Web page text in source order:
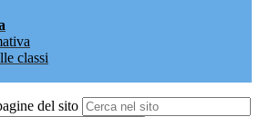
classi
del sito